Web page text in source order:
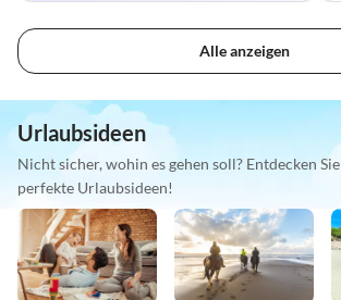
Alle anzeigen
Urlaubsideen
Nicht sicher, wohin es gehen soll? Entdecken Sie
perfekte Urlaubsideen!